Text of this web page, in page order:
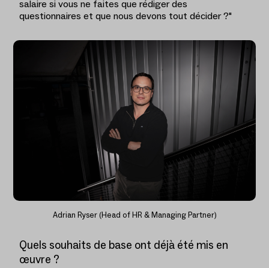
salaire si vous ne faites que rédiger des
questionnaires et que nous devons tout décider ?"
Adrian Ryser (Head of HR & Managing Partner)
Quels souhaits de base ont déjà été mis en
œuvre ?